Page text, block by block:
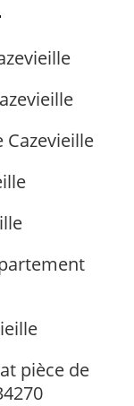
pièce de